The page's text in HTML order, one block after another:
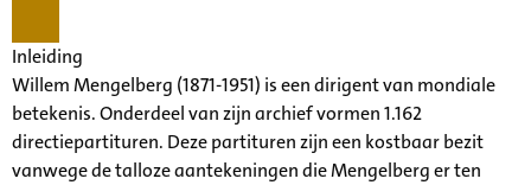
Inleiding
Willem Mengelberg (1871-1951) is een dirigent van mondiale
betekenis. Onderdeel van zijn archief vormen 1.162
directiepartituren. Deze partituren zijn een kostbaar bezit
vanwege de talloze aantekeningen die Mengelberg er ten